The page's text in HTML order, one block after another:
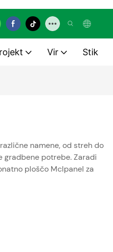
Vir Stik
namene, od streh do
gradbene potrebe. Zaradi
ploščo Mclpanel za